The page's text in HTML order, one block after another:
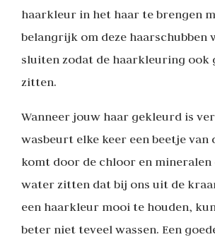
haarkleur in het haar te brengen
belangrijk om deze haarschubben
sluiten zodat de haarkleuring ook
zitten.
Wanneer jouw haar gekleurd is
wasbeurt elke keer een beetje van
komt door de chloor en mineralen
water zitten dat bij ons uit de
een haarkleur mooi te houden,
beter niet teveel wassen. Een